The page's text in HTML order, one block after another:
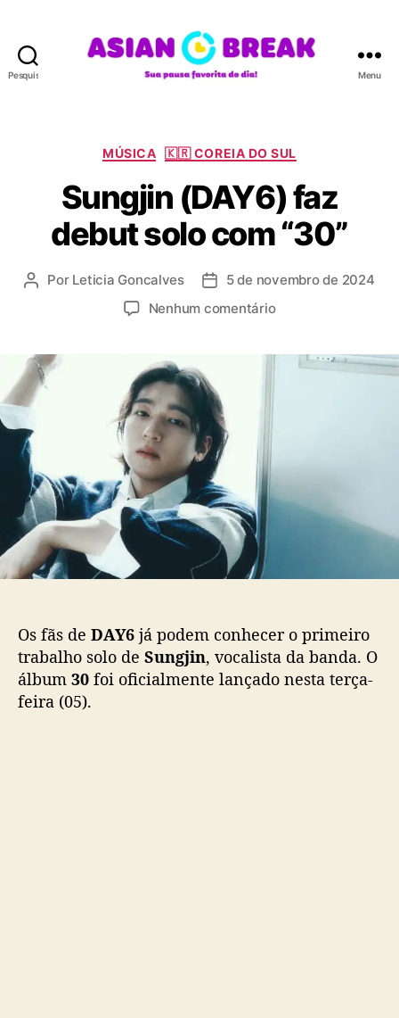
Pesquisar
A
B
R
E
A
Menu
C
t
e
g
o
a
MÚSICA 🇰🇷 COREIA DO SUL
Sungjin (DAY6) faz
debut solo com “30”
A
r
d
o
o
s
t
Por Leticia Goncalves
D
e
p
u
b
l
i
c
a
ç
ã
o
5 de novembro de 2024
Nenhum comentárioe
D
)
z
d
e
Os fãs de DAY6 já podem conhecer o primeiro
trabalho solo de Sungjin, vocalista da banda. O
álbum 30 foi oficialmente lançado nesta terça-
feira (05).